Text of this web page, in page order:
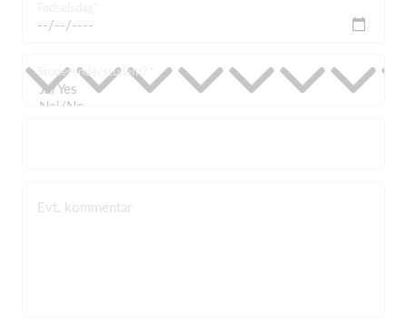
Studerende/student?
Evt. kommentar